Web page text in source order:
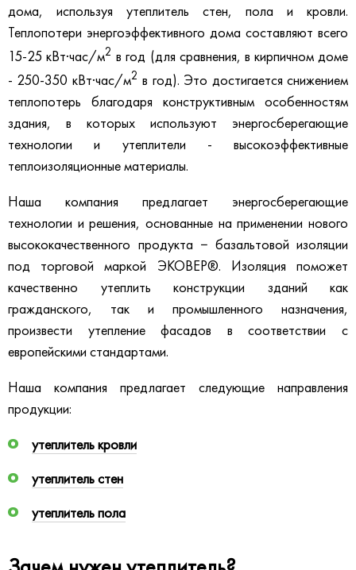
дома, используя утеплитель стен, пола и кровли.
Теплопотери энергоэффективного дома составляют всего
15-25 кВт∙час/м2 в год (для сравнения, в кирпичном доме
- 250-350 кВт∙час/м2 в год). Это достигается снижением
теплопотерь благодаря конструктивным особенностям
здания, в которых используют энергосберегающие
технологии и утеплители - высокоэффективные
теплоизоляционные материалы.
Наша компания предлагает энергосберегающие
технологии и решения, основанные на применении нового
высококачественного продукта − базальтовой изоляции
под торговой маркой ЭКОВЕР®. Изоляция поможет
качественно утеплить конструкции зданий как
гражданского, так и промышленного назначения,
произвести утепление фасадов в соответствии с
европейскими стандартами.
Наша компания предлагает следующие направления
продукции:
утеплитель кровли
утеплитель стен
утеплитель пола